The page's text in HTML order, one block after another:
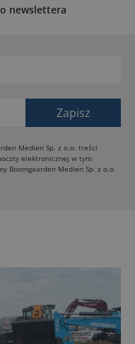
mobilna energia dla
drukarkę 3D
newslettera
Medien Sp. z o.o. treści
Boomgaarden Medien Sp. z o.o.